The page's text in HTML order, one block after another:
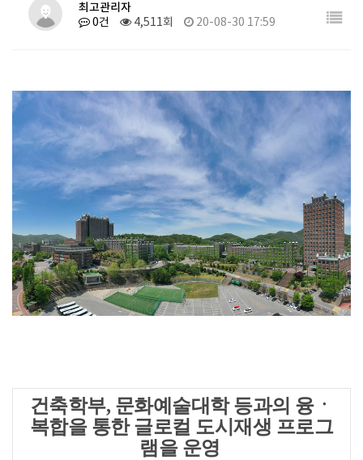
최고관리자
0건 4,511회 20-08-30 17:59
건축학부, 문화예술대학 등과의 융ㆍ
복합을 통한 글로컬 도시재생 프로그
램을 운영